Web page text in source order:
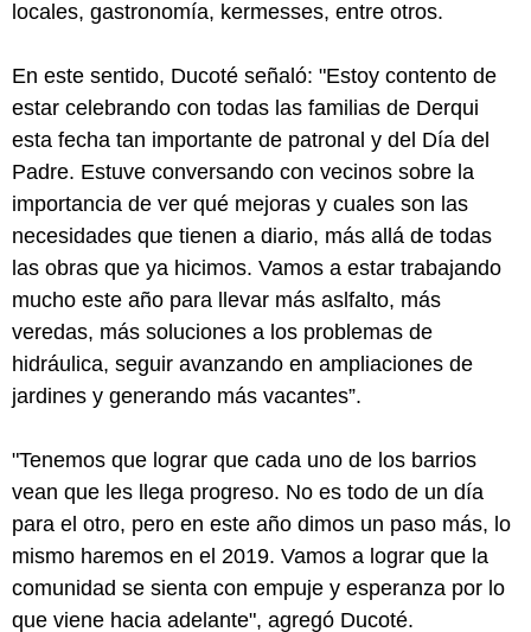
locales, gastronomía, kermesses, entre otros.
En este sentido, Ducoté señaló: "Estoy contento de
estar celebrando con todas las familias de Derqui
esta fecha tan importante de patronal y del Día del
Padre. Estuve conversando con vecinos sobre la
importancia de ver qué mejoras y cuales son las
necesidades que tienen a diario, más allá de todas
las obras que ya hicimos. Vamos a estar trabajando
mucho este año para llevar más aslfalto, más
veredas, más soluciones a los problemas de
hidráulica, seguir avanzando en ampliaciones de
jardines y generando más vacantes”.
"Tenemos que lograr que cada uno de los barrios
vean que les llega progreso. No es todo de un día
para el otro, pero en este año dimos un paso más, lo
mismo haremos en el 2019. Vamos a lograr que la
comunidad se sienta con empuje y esperanza por lo
que viene hacia adelante", agregó Ducoté.